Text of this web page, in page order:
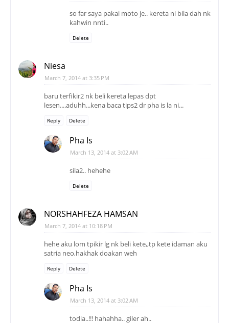
so far saya pakai moto je.. kereta ni bila dah nk
kahwin nnti..
Delete
Niesa
March 7, 2014 at 3:35 PM
baru terfikir2 nk beli kereta lepas dpt
lesen....aduhh...kena baca tips2 dr pha is la ni...
Reply Delete
Pha Is
March 13, 2014 at 3:02 AM
sila2.. hehehe
Delete
NORSHAHFEZA HAMSAN
March 7, 2014 at 10:18 PM
hehe aku lom tpikir lg nk beli kete,,tp kete idaman aku
satria neo,hakhak doakan weh
Reply Delete
Pha Is
March 13, 2014 at 3:02 AM
todia..!!! hahahha.. giler ah..